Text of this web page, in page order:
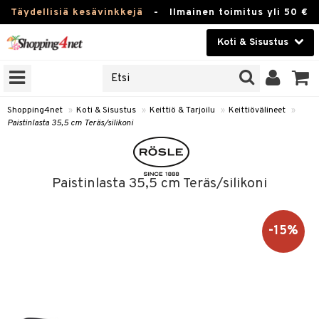
Täydellisiä kesävinkkejä - Ilmainen toimitus yli 50 €
Koti & Sisustus
Kauneudenhoito
Piilolinssit
Shopping4net » Koti & Sisustus » Keittiö & Tarjoilu » Keittiövälineet »
Paistinlasta 35,5 cm Teräs/silikoni
Paistinlasta 35,5 cm Teräs/silikoni
-15%